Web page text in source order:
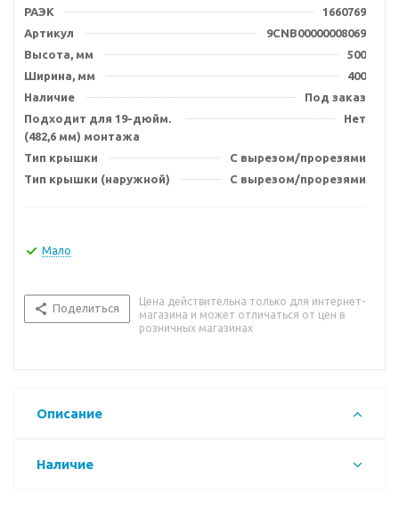
РАЭК
1660769
Артикул
9CNB00000008069
Высота, мм
500
Ширина, мм
400
Наличие
Под заказ
Подходит для 19-дюйм.
(482,6 мм) монтажа
Нет
Тип крышки
С вырезом/прорезями
Тип крышки (наружной)
С вырезом/прорезями
Мало
Поделиться
Цена действительна только для интернет-
магазина и может отличаться от цен в
розничных магазинах
Описание
Наличие